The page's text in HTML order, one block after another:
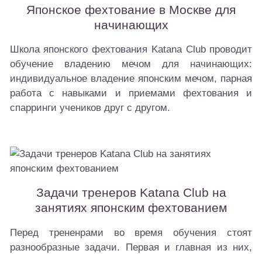
Японское фехтование в Москве для
начинающих
Школа японского фехтования Katana Club проводит
обучение владению мечом для начинающих:
индивидуальное владение японским мечом, парная
работа с навыками и приемами фехтования и
спарринги учеников друг с другом.
Задачи тренеров Katana Club на
занятиях японским фехтованием
Перед трененрами во время обучения стоят
разнообразные задачи. Первая и главная из них,